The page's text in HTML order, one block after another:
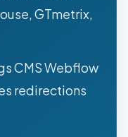
GTmetrix,
CMS Webflow
redirections